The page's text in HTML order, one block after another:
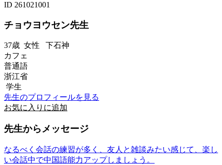
ID 261021001
チョウヨウセン先生
37歳 女性 下石神
カフェ
普通語
浙江省
学生
先生のプロフィールを見る
お気に入りに追加
先生からメッセージ
なるべく会話の練習が多く、友人と雑談みたい感じて、楽し
い会話中で中国語能力アップしましょう。